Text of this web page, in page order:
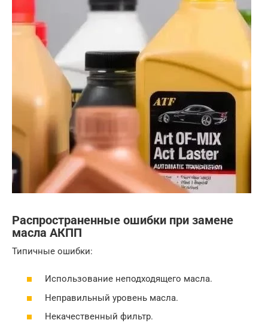
Распространенные ошибки при замене
масла АКПП
Типичные ошибки:
Использование неподходящего масла.
Неправильный уровень масла.
Некачественный фильтр.